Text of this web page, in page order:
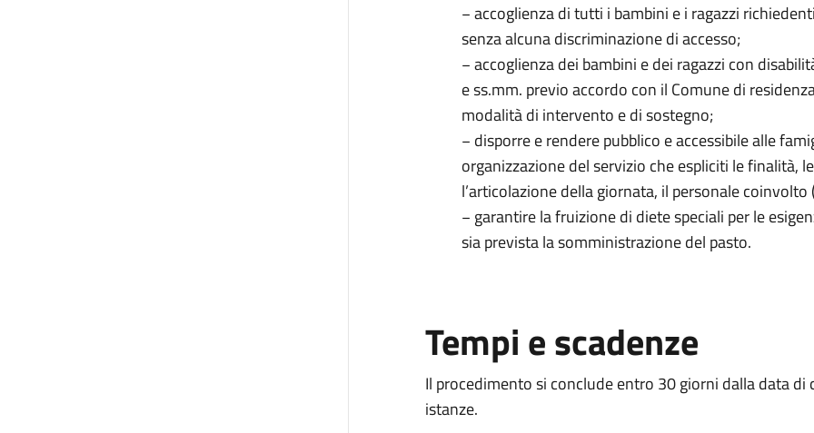
− accoglienza di tutti i bambini e i ragazzi
senza alcuna discriminazione di accesso;
− accoglienza dei bambini e dei ragazzi con
e ss.mm. previo accordo con il Comune di
modalità di intervento e di sostegno;
− disporre e rendere pubblico e accessibile alle
organizzazione del servizio che espliciti le finalità,
l’articolazione della giornata, il personale
− garantire la fruizione di diete speciali per le
sia prevista la somministrazione del pasto.
Tempi e scadenze
Il procedimento si conclude entro 30 giorni dalla data
istanze.